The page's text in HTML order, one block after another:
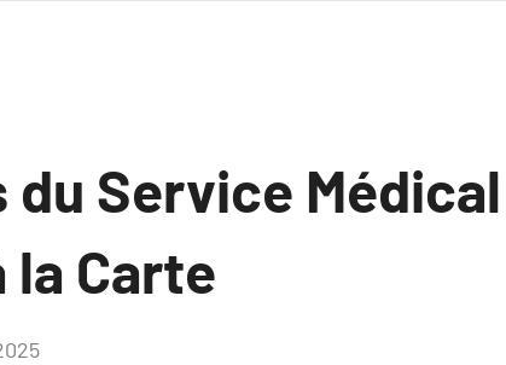
du Service
la Carte